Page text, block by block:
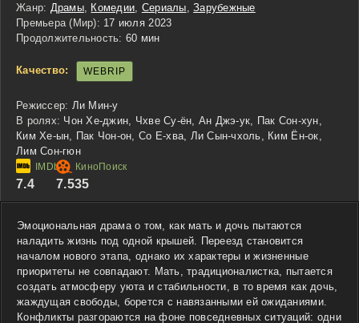
Жанр: Драмы, Комедии Сериалы ,Зарубежные
Премьера (Мир): 17 июля 2023
Продолжительность: 60 мин
Качество: WEBRIP
Режиссер: Ли Мин-у
В ролях: Чон Хе-джин, Чхве Су-ён, Ан Джэ-ук, Пак Сон-хун,
Ким Хе-ын, Пак Чон-он, Со Е-хва, Ли Сын-чхоль, Ким Ён-ок,
Лим Сон-гюн
7.4 7.535
Эмоциональная драма о том, как мать и дочь пытаются
наладить жизнь под одной крышей. Переезд становится
началом нового этапа, однако их характеры и жизненные
приоритеты не совпадают. Мать, традиционалистка, пытается
создать атмосферу уюта и стабильности, в то время как дочь,
жаждущая свободы, борется с навязанными ей ожиданиями.
Конфликты разгораются на фоне повседневных ситуаций: одни